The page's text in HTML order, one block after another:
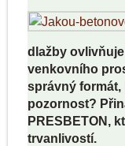
dlažby
venkovního
správný formát,
pozornost?
PRESBETON,
trvanlivostí.